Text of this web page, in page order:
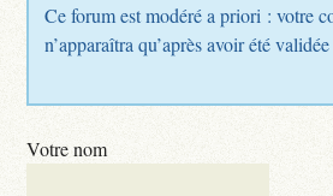
Ce forum est modéré a priori : votre
n’apparaîtra qu’après avoir été
Votre nom